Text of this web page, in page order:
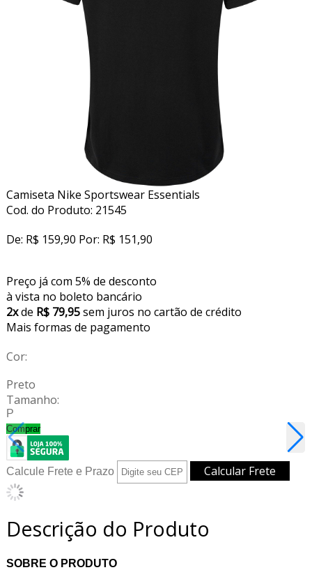
Camiseta Nike Sportswear Essentials
Cod. do Produto: 21545
De: R$ 159,90 Por: R$ 151,90
Preço já com 5% de desconto
à vista no boleto bancário
2xde R$ 79,95sem juros no cartão de crédito
Mais formas de pagamento
Cor:
Preto
Tamanho:
P
Comprar
Calcule Frete e Prazo
Descrição do Produto
SOBRE O PRODUTO